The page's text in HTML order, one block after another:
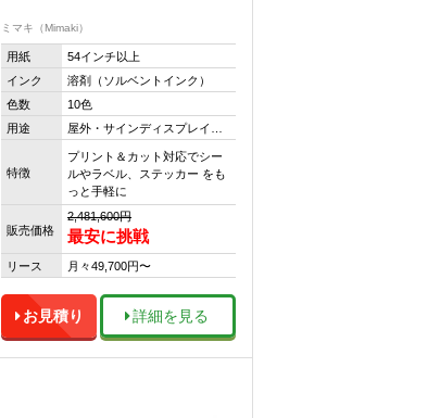
ミマキ（Mimaki）
用紙
54インチ以上
インク
溶剤（ソルベントインク）
色数
10色
用途
屋外・サインディスプレイ…
特徴
プリント＆カット対応でシー
ルやラベル、ステッカー をも
っと手軽に
販売価格
2,481,600円
最安に挑戦
リース 月々49,700円〜
お見積り 詳細を見る